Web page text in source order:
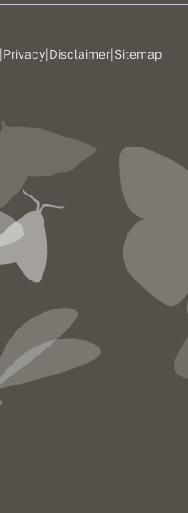
Privacy Disclaimer Sitemap